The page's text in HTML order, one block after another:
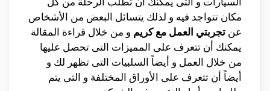
مكان تتواجد فيه و لذلك يتسائل البعض من الأشخاص
عن تجربتي العمل مع كريم و من خلال قراءة المقالة
يمكنك أن تتعرف على المميزات التى تحصل عليها
من خلال العمل و أيضاً السلبيات التى تظهر لك و
أيضاً أن تتعرف على الأوراق المختلفة و التى يتم